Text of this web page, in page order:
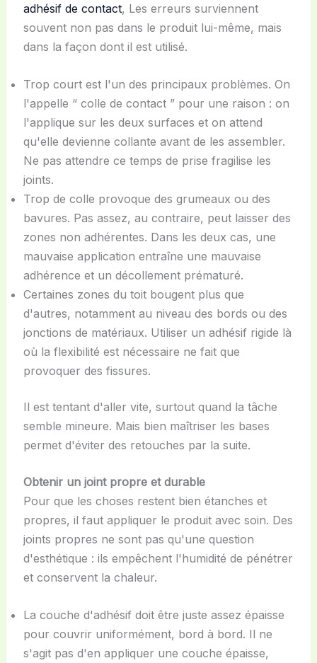
adhésif de contact, Les erreurs surviennent
souvent non pas dans le produit lui-même, mais
dans la façon dont il est utilisé.
Trop court est l'un des principaux problèmes. On
l'appelle “ colle de contact ” pour une raison : on
l'applique sur les deux surfaces et on attend
qu'elle devienne collante avant de les assembler.
Ne pas attendre ce temps de prise fragilise les
joints.
Trop de colle provoque des grumeaux ou des
bavures. Pas assez, au contraire, peut laisser des
zones non adhérentes. Dans les deux cas, une
mauvaise application entraîne une mauvaise
adhérence et un décollement prématuré.
Certaines zones du toit bougent plus que
d'autres, notamment au niveau des bords ou des
jonctions de matériaux. Utiliser un adhésif rigide là
où la flexibilité est nécessaire ne fait que
provoquer des fissures.
Il est tentant d'aller vite, surtout quand la tâche
semble mineure. Mais bien maîtriser les bases
permet d'éviter des retouches par la suite.
Obtenir un joint propre et durable
Pour que les choses restent bien étanches et
propres, il faut appliquer le produit avec soin. Des
joints propres ne sont pas qu'une question
d'esthétique : ils empêchent l'humidité de pénétrer
et conservent la chaleur.
La couche d'adhésif doit être juste assez épaisse
pour couvrir uniformément, bord à bord. Il ne
s'agit pas d'en appliquer une couche épaisse,